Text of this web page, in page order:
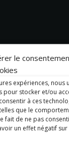
le
expériences, nous
pour stocker et/ou
à ces
que le
fait de ne pas
un effet négatif